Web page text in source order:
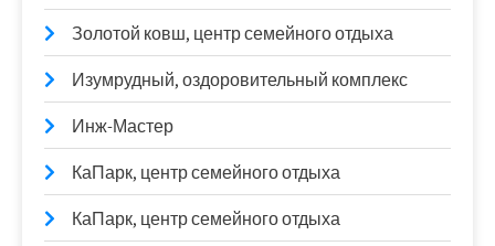
Золотой ковш, центр семейного отдыха
Изумрудный, оздоровительный комплекс
Инж-Мастер
КаПарк, центр семейного отдыха
КаПарк, центр семейного отдыха